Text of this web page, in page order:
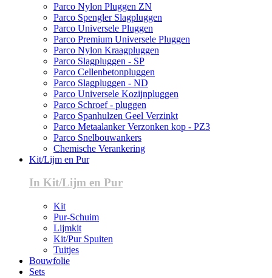
Parco Nylon Pluggen ZN
Parco Spengler Slagpluggen
Parco Universele Pluggen
Parco Premium Universele Pluggen
Parco Nylon Kraagpluggen
Parco Slagpluggen - SP
Parco Cellenbetonpluggen
Parco Slagpluggen - ND
Parco Universele Kozijnpluggen
Parco Schroef - pluggen
Parco Spanhulzen Geel Verzinkt
Parco Metaalanker Verzonken kop - PZ3
Parco Snelbouwankers
Chemische Verankering
Kit/Lijm en Pur
In Kit/Lijm en Pur
Kit
Pur-Schuim
Lijmkit
Kit/Pur Spuiten
Tuitjes
Bouwfolie
Sets